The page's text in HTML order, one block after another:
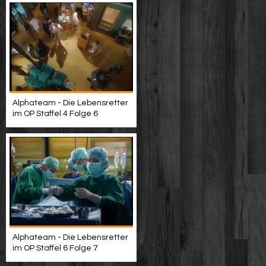
Alphateam - Die Lebensretter
im OP Staffel 4 Folge 6
Alphateam - Die Lebensretter
im OP Staffel 6 Folge 7